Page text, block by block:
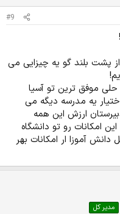
#9
پشت بلند گو یه چیزایی می
حلی موفق ترین تو آسیا
یه مدرسه دیگه می
ارزش این همه
امکانات رو تو دانشگاه
آموزا ار امکانات بهر
مدیر کل